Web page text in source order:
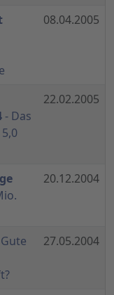
08.04.2005
- Das
22.02.2005
20.12.2004
27.05.2004